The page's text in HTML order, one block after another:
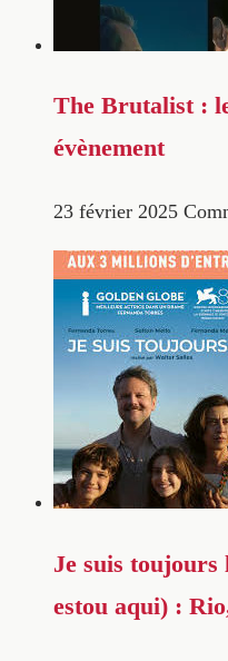
The Brutalist :
évènement
23 février 2025
Je suis toujours
estou aqui) :